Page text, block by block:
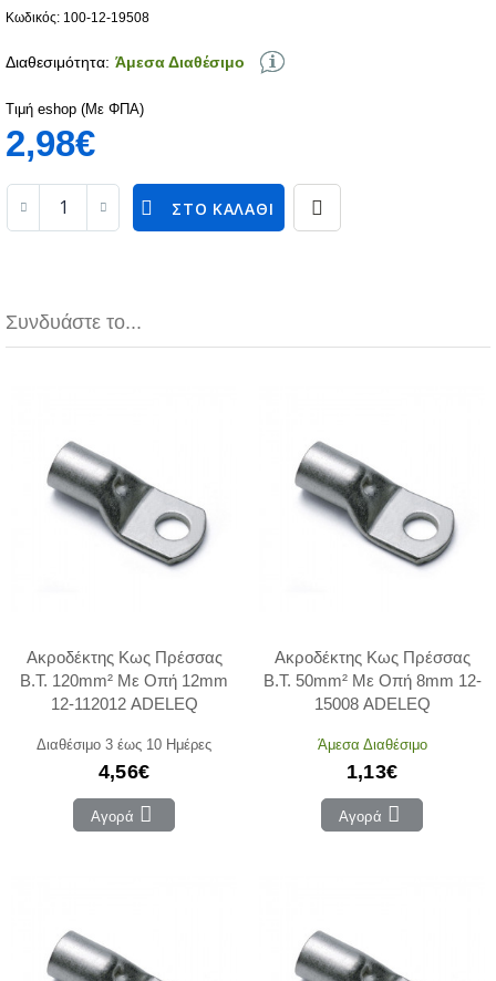
Κωδικός: 100-12-19508
Διαθεσιμότητα: Άμεσα Διαθέσιμο
Τιμή eshop (Με ΦΠΑ)
2,98€
ΣΤΟ ΚΑΛΆΘΙ
Συνδυάστε το...
Ακροδέκτης Κως Πρέσσας
Β.Τ. 120mm² Με Οπή 12mm
12-112012 ADELEQ
Διαθέσιμο 3 έως 10 Ημέρες
4,56€
Αγορά
Ακροδέκτης Κως Πρέσσας
Β.Τ. 50mm² Με Οπή 8mm 12-
15008 ADELEQ
Άμεσα Διαθέσιμο
1,13€
Αγορά